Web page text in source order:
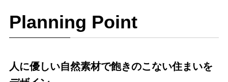
Planning Point
人に優しい自然素材で飽きのこない住まいを